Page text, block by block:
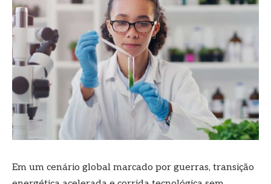
Em um cenário global marcado por guerras, transição